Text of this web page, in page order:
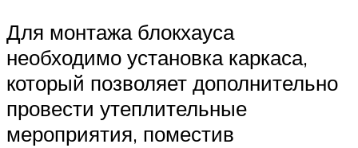
Для монтажа блокхауса
необходимо установка каркаса,
который позволяет дополнительно
провести утеплительные
мероприятия, поместив